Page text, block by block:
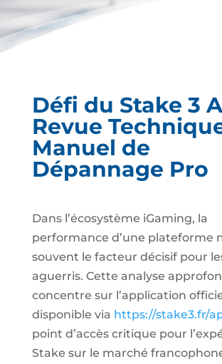
Défi du Stake 3
Revue
Manuel de
Dépannage Pro
Dans l’écosystème iGaming, la
performance d’une plateforme
souvent le facteur décisif pour
aguerris. Cette analyse
concentre sur l’application
disponible via https://stake3.fr/
point d’accès critique pour
Stake sur le marché